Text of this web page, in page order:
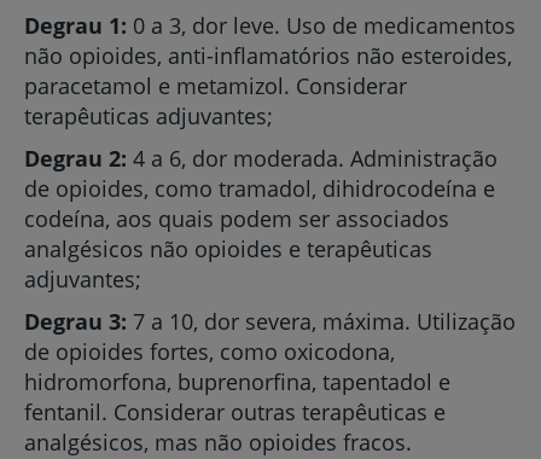
Degrau 1: 0 a 3, dor leve. Uso de medicamentos
não opioides, anti-inflamatórios não esteroides,
paracetamol e metamizol. Considerar
terapêuticas adjuvantes;
Degrau 2: 4 a 6, dor moderada. Administração
de opioides, como tramadol, dihidrocodeína e
codeína, aos quais podem ser associados
analgésicos não opioides e terapêuticas
adjuvantes;
Degrau 3: 7 a 10, dor severa, máxima. Utilização
de opioides fortes, como oxicodona,
hidromorfona, buprenorfina, tapentadol e
fentanil. Considerar outras terapêuticas e
analgésicos, mas não opioides fracos.